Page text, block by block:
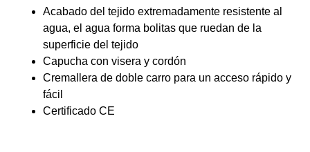
Acabado del tejido extremadamente resistente al
agua, el agua forma bolitas que ruedan de la
superficie del tejido
Capucha con visera y cordón
Cremallera de doble carro para un acceso rápido y
fácil
Certificado CE